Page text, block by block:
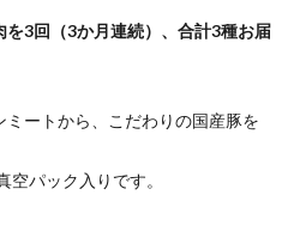
3回（3か月連続）、合計3種お届
ートから、こだわりの国産豚を
パック入りです。